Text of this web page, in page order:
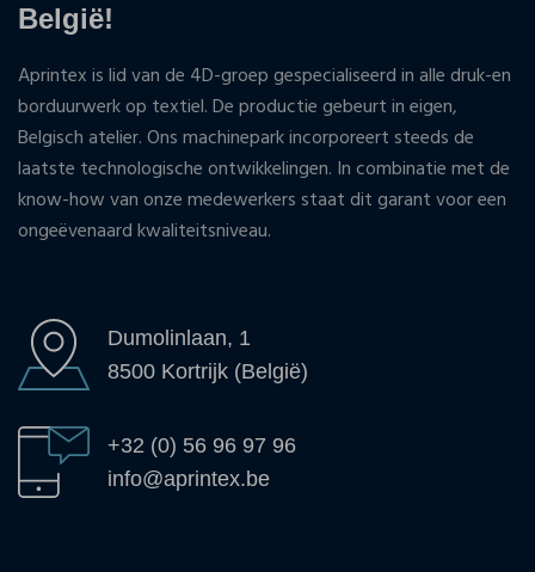
België!
Aprintex is lid van de 4D-groep gespecialiseerd in alle druk-en
borduurwerk op textiel. De productie gebeurt in eigen,
Belgisch atelier. Ons machinepark incorporeert steeds de
laatste technologische ontwikkelingen. In combinatie met de
know-how van onze medewerkers staat dit garant voor een
ongeëvenaard kwaliteitsniveau.
Dumolinlaan, 1
8500 Kortrijk (België)
+32 (0) 56 96 97 96
info@aprintex.be